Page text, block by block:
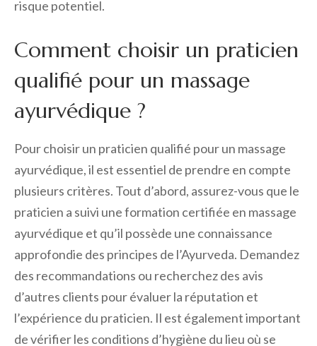
risque potentiel.
Comment choisir un praticien
qualifié pour un massage
ayurvédique ?
Pour choisir un praticien qualifié pour un massage
ayurvédique, il est essentiel de prendre en compte
plusieurs critères. Tout d’abord, assurez-vous que le
praticien a suivi une formation certifiée en massage
ayurvédique et qu’il possède une connaissance
approfondie des principes de l’Ayurveda. Demandez
des recommandations ou recherchez des avis
d’autres clients pour évaluer la réputation et
l’expérience du praticien. Il est également important
de vérifier les conditions d’hygiène du lieu où se